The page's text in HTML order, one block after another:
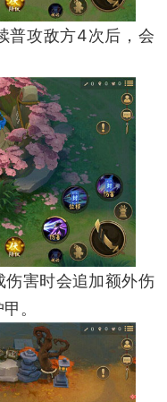
普攻敌方4次后，会
伤害时会追加额外伤
。